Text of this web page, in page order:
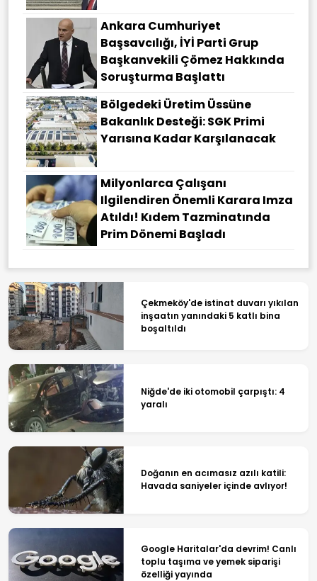
Ankara Cumhuriyet
Başsavcılığı, İYİ Parti Grup
Başkanvekili Çömez Hakkında
Soruşturma Başlattı
Bölgedeki Üretim Üssüne
Bakanlık Desteği: SGK Primi
Yarısına Kadar Karşılanacak
Milyonlarca Çalışanı
Ilgilendiren Önemli Karara Imza
Atıldı! Kıdem Tazminatında
Prim Dönemi Başladı
Çekmeköy'de istinat duvarı yıkılan
inşaatın yanındaki 5 katlı bina
boşaltıldı
Niğde'de iki otomobil çarpıştı: 4
yaralı
Doğanın en acımasız azılı katili:
Havada saniyeler içinde avlıyor!
Google Haritalar'da devrim! Canlı
toplu taşıma ve yemek siparişi
özelliği yayında